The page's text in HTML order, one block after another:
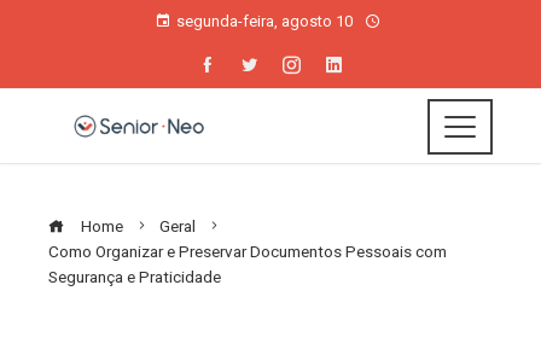
segunda-feira, agosto 10
Home
Geral
Como Organizar e Preservar Documentos Pessoais com
Segurança e Praticidade